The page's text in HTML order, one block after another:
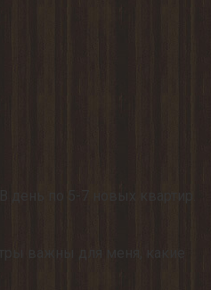
важны для меня, какие